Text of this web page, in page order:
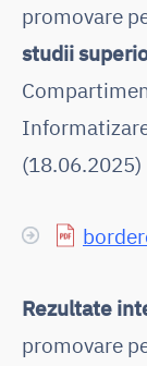
promovare
studii
(18.06.2025)
Rezultate
promovare